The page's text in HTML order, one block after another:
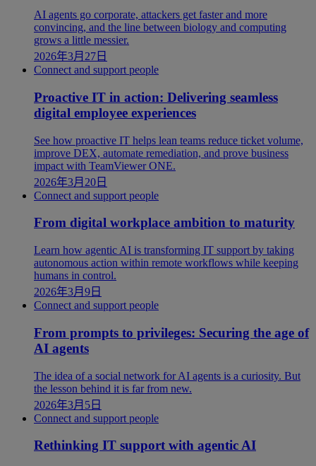
AI agents go corporate, attackers get faster and more
convincing, and the line between biology and computing
grows a little messier.
2026年3月27日
Connect and support people
Proactive IT in action: Delivering seamless
digital employee experiences
See how proactive IT helps lean teams reduce ticket volume,
improve DEX, automate remediation, and prove business
impact with TeamViewer ONE.
2026年3月20日
Connect and support people
From digital workplace ambition to maturity
Learn how agentic AI is transforming IT support by taking
autonomous action within remote workflows while keeping
humans in control.
2026年3月9日
Connect and support people
From prompts to privileges: Securing the age of
AI agents
The idea of a social network for AI agents is a curiosity. But
the lesson behind it is far from new.
2026年3月5日
Connect and support people
Rethinking IT support with agentic AI